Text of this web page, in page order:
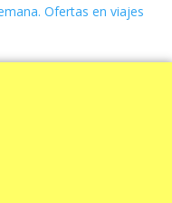
Ofertas en viajes